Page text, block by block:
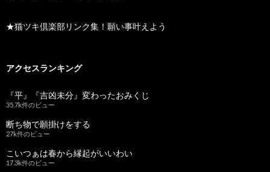
★猫ツキ倶楽部リンク集！願い事叶えよう
アクセスランキング
『平』『吉凶未分』変わったおみくじ
35.7k件のビュー
断ち物で願掛けをする
27k件のビュー
こいつぁは春から縁起がいいわい
17.3k件のビュー